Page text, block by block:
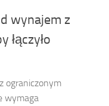
wynajem z
łączyło
ograniczonym
wymaga